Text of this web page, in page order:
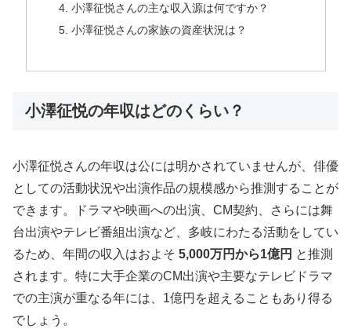
小澤征悦さんの主な収入源は何ですか？
小澤征悦さんの家族の資産状況は？
小澤征悦の年収はどのくらい？
小澤征悦さんの年収は公には明かされていませんが、俳優
としての活動状況や出演作品の規模感から推測することが
できます。ドラマや映画への出演、CM契約、さらには舞
台出演やテレビ番組出演など、多岐にわたる活動をしてい
るため、年間の収入はおよそ 5,000万円から1億円 と推測
されます。特に大手企業のCM出演や主要なテレビドラマ
での主演が重なる年には、1億円を超えることもあり得る
でしょう。